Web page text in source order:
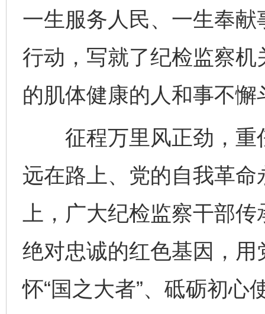
一生服务人民、一生奉
行动，写就了纪检监察
的肌体健康的人和事不懈
征程万里风正劲，重
远在路上、党的自我革
上，广大纪检监察干部
绝对忠诚的红色基因，
怀“国之大者”、砥砺初心
解纷+调解+退费，一次搞定